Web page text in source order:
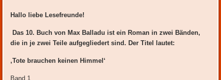
Hallo liebe Lesefreunde!
Das 10. Buch von Max Balladu ist ein Roman in zwei Bänden,
die in je zwei Teile aufgegliedert sind. Der Titel lautet:
‚Tote brauchen keinen Himmel‘
Band 1